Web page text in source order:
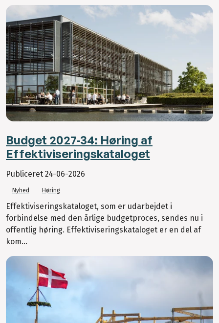
Budget 2027-34: Høring af
Effektiviseringskataloget
Publiceret 24-06-2026
Nyhed Høring
Effektiviseringskataloget, som er udarbejdet i
forbindelse med den årlige budgetproces, sendes nu i
offentlig høring. Effektiviseringskataloget er en del af
kom...